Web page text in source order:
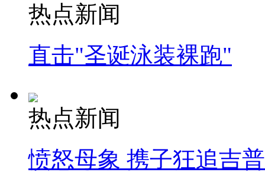
热点新闻
直击"圣诞泳装裸跑"
热点新闻
愤怒母象 携子狂追吉